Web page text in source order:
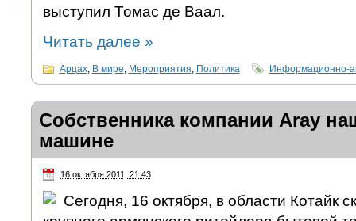
выступил Томас де Ваал.
Читать далее »
Арцах, В мире Мероприятия Политика Информационно-
Собственника компании Aray
машине
16 октября 2011, 21:43
Сегодня, 16 октября, в области Котайк